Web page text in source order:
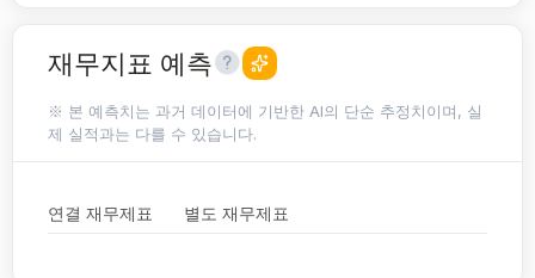
재무지표 예측
※ 본 예측치는 과거 데이터에 기반한 AI의 단순 추정치이며, 실
제 실적과는 다를 수 있습니다.
연결 재무제표 별도 재무제표